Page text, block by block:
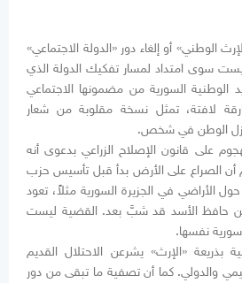
الوطني» أو إلغاء دور «الدولة الاجتماعي»
سوى امتداد لمسار تفكيك الدولة الذي
الوطنية السورية من مضمونها الاجتماعي
لافتة، تمثل نسخة مقلوبة من شعار
الوطن في شخص.
على قانون الإصلاح الزراعي بدعوى أنه
أن الصراع على الأرض بدأ قبل تأسيس حزب
الأراضي في الجزيرة السورية مثلاً، تعود
حين لم يكن حافظ الأسد قد شبَّ بعد. القضية ليست
نفسها.
بذريعة «الإرث» يشرعن الاحتلال القديم
والدولي. كما أن تصفية ما تبقى من دور